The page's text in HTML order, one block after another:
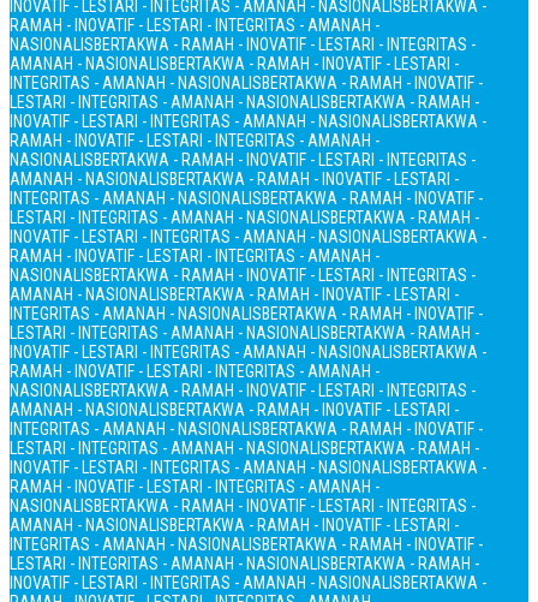
INOVATIF - LESTARI - INTEGRITAS - AMANAH - NASIONALISBERTAKWA -
RAMAH - INOVATIF - LESTARI - INTEGRITAS - AMANAH -
NASIONALISBERTAKWA - RAMAH - INOVATIF - LESTARI - INTEGRITAS -
AMANAH - NASIONALISBERTAKWA - RAMAH - INOVATIF - LESTARI -
INTEGRITAS - AMANAH - NASIONALISBERTAKWA - RAMAH - INOVATIF -
LESTARI - INTEGRITAS - AMANAH - NASIONALISBERTAKWA - RAMAH -
INOVATIF - LESTARI - INTEGRITAS - AMANAH - NASIONALISBERTAKWA -
RAMAH - INOVATIF - LESTARI - INTEGRITAS - AMANAH -
NASIONALISBERTAKWA - RAMAH - INOVATIF - LESTARI - INTEGRITAS -
AMANAH - NASIONALISBERTAKWA - RAMAH - INOVATIF - LESTARI -
INTEGRITAS - AMANAH - NASIONALISBERTAKWA - RAMAH - INOVATIF -
LESTARI - INTEGRITAS - AMANAH - NASIONALISBERTAKWA - RAMAH -
INOVATIF - LESTARI - INTEGRITAS - AMANAH - NASIONALISBERTAKWA -
RAMAH - INOVATIF - LESTARI - INTEGRITAS - AMANAH -
NASIONALISBERTAKWA - RAMAH - INOVATIF - LESTARI - INTEGRITAS -
AMANAH - NASIONALISBERTAKWA - RAMAH - INOVATIF - LESTARI -
INTEGRITAS - AMANAH - NASIONALISBERTAKWA - RAMAH - INOVATIF -
LESTARI - INTEGRITAS - AMANAH - NASIONALISBERTAKWA - RAMAH -
INOVATIF - LESTARI - INTEGRITAS - AMANAH - NASIONALISBERTAKWA -
RAMAH - INOVATIF - LESTARI - INTEGRITAS - AMANAH -
NASIONALISBERTAKWA - RAMAH - INOVATIF - LESTARI - INTEGRITAS -
AMANAH - NASIONALISBERTAKWA - RAMAH - INOVATIF - LESTARI -
INTEGRITAS - AMANAH - NASIONALISBERTAKWA - RAMAH - INOVATIF -
LESTARI - INTEGRITAS - AMANAH - NASIONALISBERTAKWA - RAMAH -
INOVATIF - LESTARI - INTEGRITAS - AMANAH - NASIONALISBERTAKWA -
RAMAH - INOVATIF - LESTARI - INTEGRITAS - AMANAH -
NASIONALISBERTAKWA - RAMAH - INOVATIF - LESTARI - INTEGRITAS -
AMANAH - NASIONALISBERTAKWA - RAMAH - INOVATIF - LESTARI -
INTEGRITAS - AMANAH - NASIONALISBERTAKWA - RAMAH - INOVATIF -
LESTARI - INTEGRITAS - AMANAH - NASIONALISBERTAKWA - RAMAH -
INOVATIF - LESTARI - INTEGRITAS - AMANAH - NASIONALISBERTAKWA -